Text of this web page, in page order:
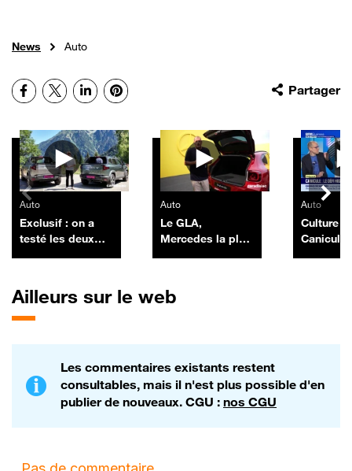
News Auto
Partager
Facebook
X LinkedInPinterest
Autres vidéos
Auto
Exclusif : on a
testé les deux
Auto
Le GLA,
Mercedes la plus
Auto
Culture
Ailleurs sur le web
Les commentaires existants restent
consultables, mais il n'est plus possible d'en
publier de nouveaux. CGU : nos CGU